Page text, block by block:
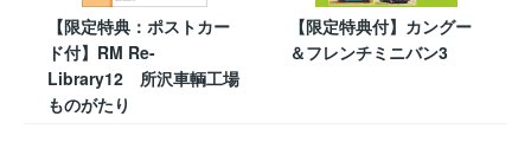
【限定特典：ポストカー
ド付】RM Re-
Library12 所沢車輌工場
ものがたり
【限定特典付】カングー
＆フレンチミニバン3